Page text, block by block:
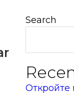
Search
Откройте